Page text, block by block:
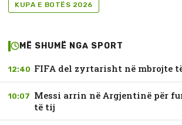
KUPA E BOTËS 2026
MË SHUMË NGA SPORT
12:40 FIFA del zyrtarisht në mbrojte
10:07 Messi arrin në Argjentinë për
të tij